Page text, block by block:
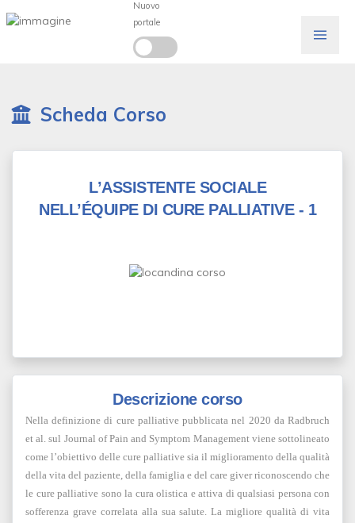
Scheda Corso
L’ASSISTENTE SOCIALE
NELL’ÉQUIPE DI CURE PALLIATIVE - 1
Descrizione corso
Nella definizione di cure palliative pubblicata nel 2020 da Radbruch
et al. sul Journal of Pain and Symptom Management viene sottolineato
come l’obiettivo delle cure palliative sia il miglioramento della qualità
della vita del paziente, della famiglia e del care giver riconoscendo che
le cure palliative sono la cura olistica e attiva di qualsiasi persona con
sofferenza grave correlata alla sua salute. La migliore qualità di vita